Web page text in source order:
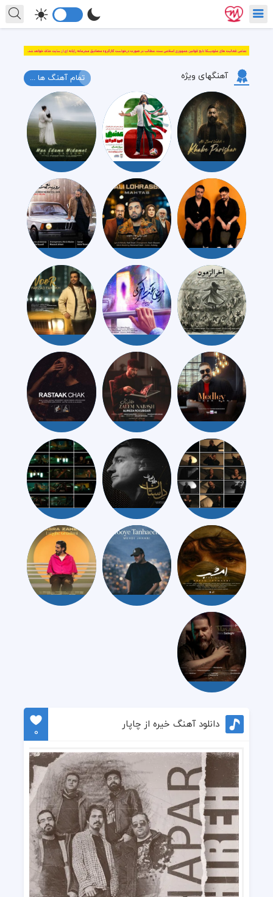
آهنگهای ویژه تمام آهنگ ها ...
دانلود آهنگ خیره از چاپار
0